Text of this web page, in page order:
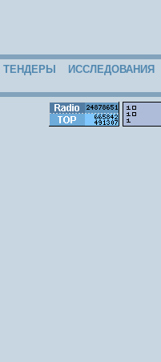
ТЕНДЕРЫ ИССЛЕДОВАНИЯ